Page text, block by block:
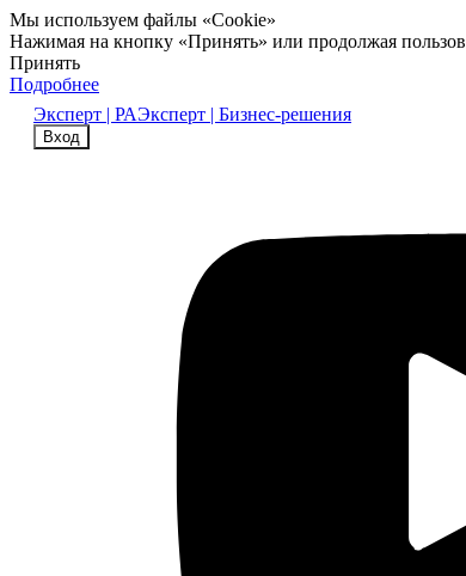
Мы используем файлы «Cookie»
Нажимая на кнопку «Принять» или продолжая
Принять
Подробнее
Эксперт | РАЭксперт | Бизнес-решения
Вход